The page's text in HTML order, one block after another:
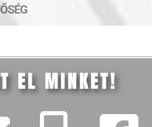
EL MINKET!